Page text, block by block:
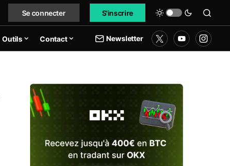
Se connecter S'inscrire
Outils Contact Newsletter